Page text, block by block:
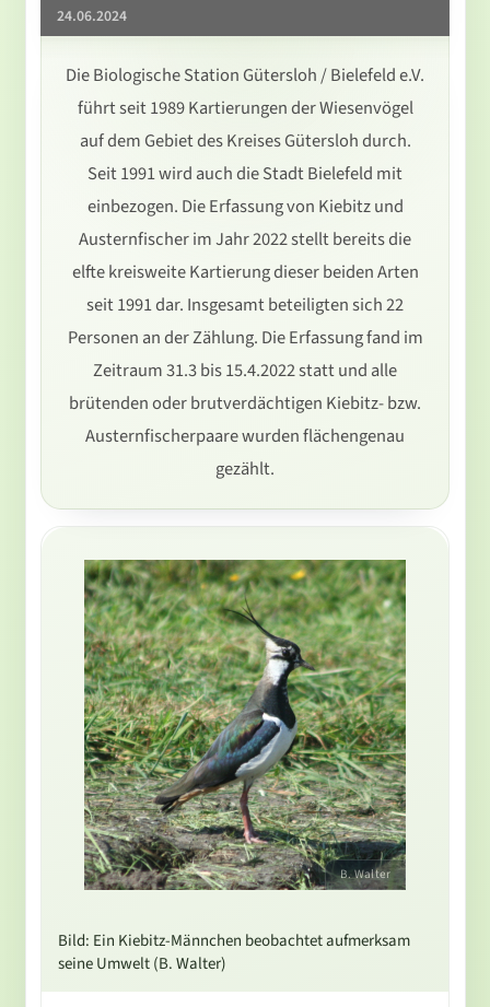
24.06.2024
Die Biologische Station Gütersloh / Bielefeld e.V.
führt seit 1989 Kartierungen der Wiesenvögel
auf dem Gebiet des Kreises Gütersloh durch.
Seit 1991 wird auch die Stadt Bielefeld mit
einbezogen. Die Erfassung von Kiebitz und
Austernfischer im Jahr 2022 stellt bereits die
elfte kreisweite Kartierung dieser beiden Arten
seit 1991 dar. Insgesamt beteiligten sich 22
Personen an der Zählung. Die Erfassung fand im
Zeitraum 31.3 bis 15.4.2022 statt und alle
brütenden oder brutverdächtigen Kiebitz- bzw.
Austernfischerpaare wurden flächengenau
gezählt.
B. Walter
Bild: Ein Kiebitz-Männchen beobachtet aufmerksam
seine Umwelt (B. Walter)